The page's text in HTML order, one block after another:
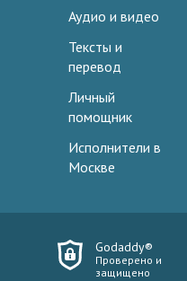
Аудио и видео
Тексты и
перевод
Личный
помощник
Исполнители в
Москве
Godaddy®
Проверено и
защищено